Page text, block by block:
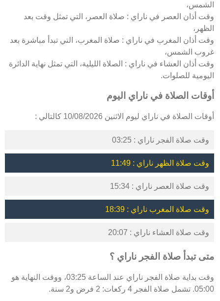
الشمس،
وقت أذان العصر في ناراي : صلاة العصر، التي تمثل وقت بعد
الظهر،
وقت أذان المغرب في ناراي : صلاة المغرب، التي تبدأ مباشرة بعد
غروب الشمس،
وقت أذان العشاء في ناراي : الصلاة الليلية، التي تمثل نهاية الدائرة
اليومية للصلوات.
أوقات الصلاة في ناراي اليوم
أوقات الصلاة في ناراي ليوم الاثنين 10/08/2026 كالتالي :
وقت صلاة الفجر ناراي : 03:25
وقت صلاة الظهر ناراي : 11:49
وقت صلاة العصر ناراي : 15:34
وقت صلاة المغرب ناراي : 18:39
وقت صلاة العشاء ناراي : 20:07
متى تبدأ صلاة الفجر ناراي ؟
وقت بداية صلاة الفجر ناراي عند الساعة 03:25، ووقت النهاية هو
05:00. تشمل صلاة الفجر 4 ركعات: 2 فرض و2 سنة.